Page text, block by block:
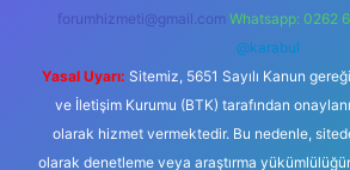
forumhizmeti@gmail.com Whatsapp: 0262
@karabul
Yasal Uyarı: Sitemiz, 5651 Sayılı Kanun
ve İletişim Kurumu (BTK) tarafından
olarak hizmet vermektedir. Bu nedenle,
olarak denetleme veya araştırma